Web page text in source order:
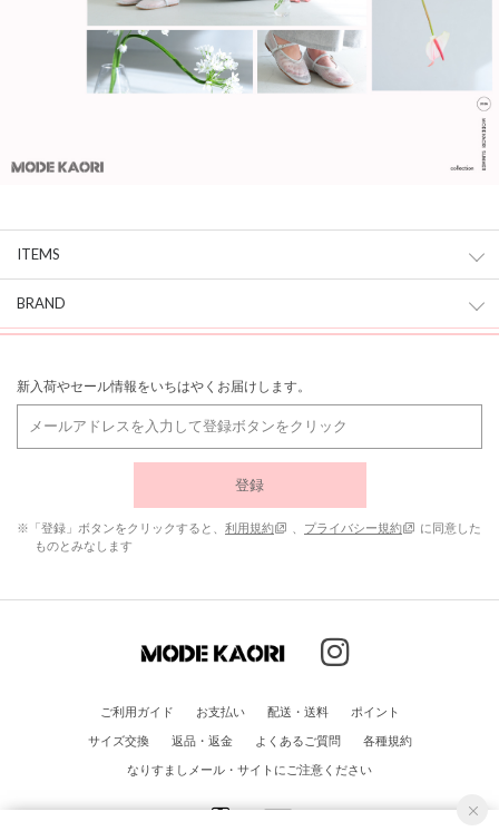
ITEMS
BRAND
新入荷やセール情報をいちはやくお届けします。
登録
※「登録」ボタンをクリックすると、 利用規約 プライバシー規約
に同意した
ものとみなします
ご利用ガイド お支払い 配送・送料
ポイント
サイズ交換
返品・返金 よくあるご質問
各種規約
なりすましメール・サイトにご注意ください